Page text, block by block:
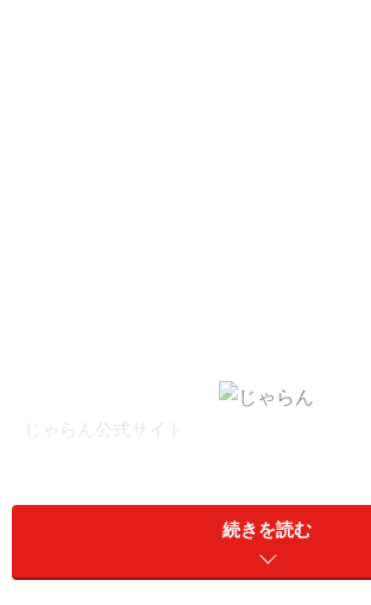
じゃらん公式サイト
しています。最近では外資系の予約サ
続きを読む